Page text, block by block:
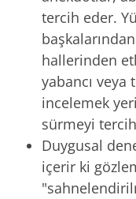
tercih eder.
hallerinden
yabancı
incelemek
sürmeyi
Duygusal
içerir ki